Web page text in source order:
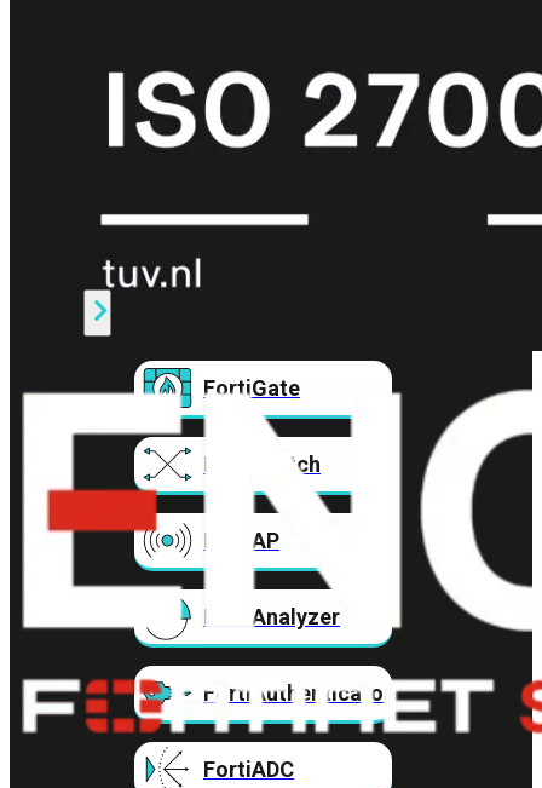
Alles
bekijken
Fabric
Producten
FortiGate
FortiSwitch
FortiAP
FortiAnalyzer
FortiAuthenticator
FortiADC